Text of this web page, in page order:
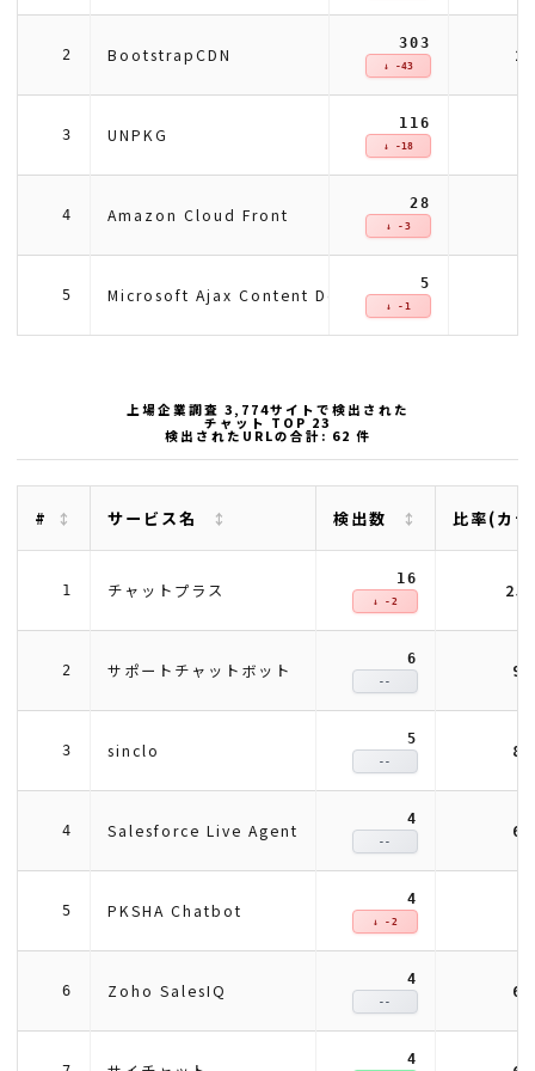
2 BootstrapCDN
303
↓ -43
3 UNPKG
116
↓ -18
4 Amazon Cloud Front
28
↓ -3
5 Microsoft Ajax Content Delivery Network
5
↓ -1
上場企業調査 3,774サイトで検出された
チャット TOP 23
検出されたURLの合計: 62 件
# サービス名 検出数 比率(カ
1 チャットプラス
16
↓ -2
2 サポートチャットボット
6
--
3 sinclo
5
--
4 Salesforce Live Agent
4
--
5 PKSHA Chatbot
4
↓ -2
6 Zoho SalesIQ
4
--
4